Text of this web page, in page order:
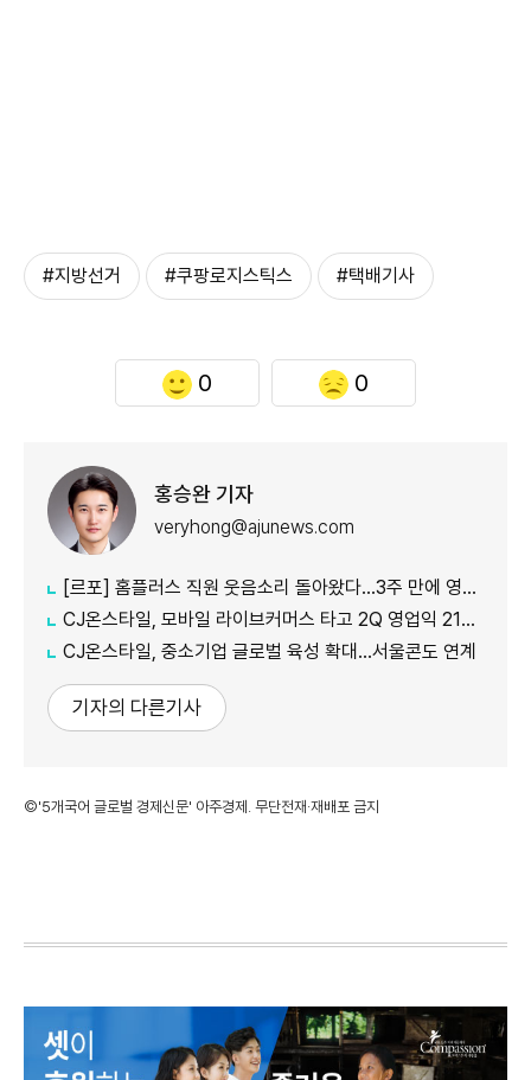
#지방선거 #쿠팡로지스틱스 #택배기사
0 0
홍승완 기자
veryhong@ajunews.com
[르포] 홈플러스 직원 웃음소리 돌아왔다…3주 만에 영업 재개 채비
CJ온스타일, 모바일 라이브커머스 타고 2Q 영업익 21%↑
CJ온스타일, 중소기업 글로벌 육성 확대…서울콘도 연계
기자의 다른기사
©'5개국어 글로벌 경제신문' 아주경제. 무단전재·재배포 금지